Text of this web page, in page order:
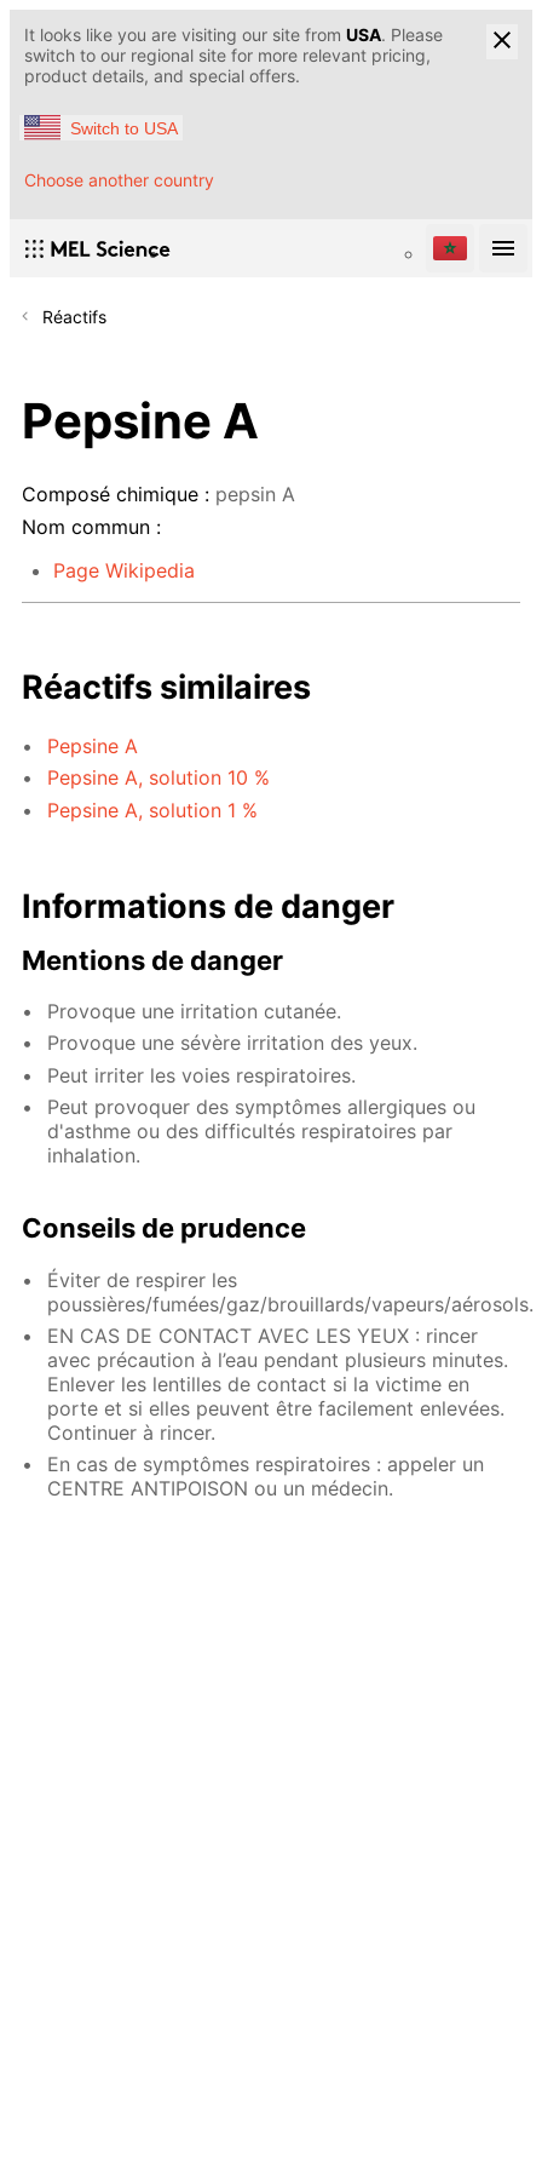
It looks like you are visiting our site from USA. Please
switch to our regional site for more relevant pricing,
product details, and special offers.
Switch to USA
Choose another country
Réactifs
Pepsine A
Composé chimique : pepsin A
Nom commun :
Page Wikipedia
Réactifs similaires
Pepsine A
Pepsine A, solution 10 %
Pepsine A, solution 1 %
Informations de danger
Mentions de danger
Provoque une irritation cutanée.
Provoque une sévère irritation des yeux.
Peut irriter les voies respiratoires.
Peut provoquer des symptômes allergiques ou
d'asthme ou des difficultés respiratoires par
inhalation.
Conseils de prudence
Éviter de respirer les
poussières/fumées/gaz/brouillards/vapeurs/aérosols.
EN CAS DE CONTACT AVEC LES YEUX : rincer
avec précaution à l’eau pendant plusieurs minutes.
Enlever les lentilles de contact si la victime en
porte et si elles peuvent être facilement enlevées.
Continuer à rincer.
En cas de symptômes respiratoires : appeler un
CENTRE ANTIPOISON ou un médecin.